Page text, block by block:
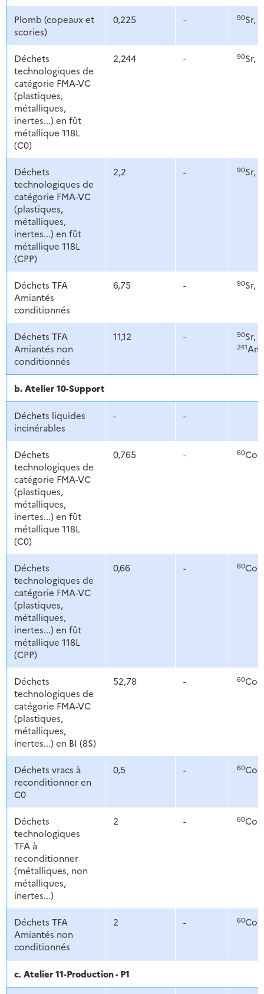
Plomb (copeaux et
scories)
0,225 - 90Sr,
Déchets
technologiques de
catégorie FMA-VC
(plastiques,
métalliques,
inertes...) en fût
métallique 118L
(C0)
2,244 - 90Sr,
Déchets
technologiques de
catégorie FMA-VC
(plastiques,
métalliques,
inertes...) en fût
métallique 118L
(CPP)
2,2 - 90Sr,
Déchets TFA
Amiantés
conditionnés
6,75 - 90Sr,
Déchets TFA
Amiantés non
conditionnés
11,12 - 90Sr,
241Am
b. Atelier 10-Support
Déchets liquides
incinérables
- -
Déchets
technologiques de
catégorie FMA-VC
(plastiques,
métalliques,
inertes...) en fût
métallique 118L
(C0)
0,765 - 60Co,
Déchets
technologiques de
catégorie FMA-VC
(plastiques,
métalliques,
inertes...) en fût
métallique 118L
(CPP)
0,66 - 60Co,
Déchets
technologiques de
catégorie FMA-VC
(plastiques,
métalliques,
inertes...) en BI (8S)
52,78 - 60Co,
Déchets vracs à
reconditionner en
C0
0,5 - 60Co,
Déchets
technologiques
TFA à
reconditionner
(métalliques, non
métalliques,
inertes...)
2 - 60Co,
Déchets TFA
Amiantés non
conditionnés
2 - 60Co,
c. Atelier 11-Production - P1